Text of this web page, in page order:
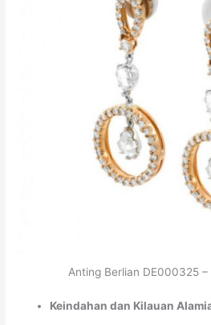
Anting Berlian DE000325 –
Keindahan dan Kilauan